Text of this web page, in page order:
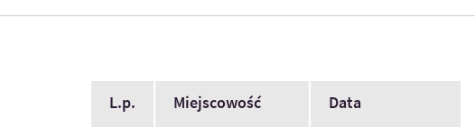
L.p. Miejscowość Data